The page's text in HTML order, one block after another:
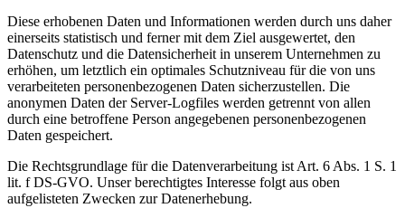
Diese erhobenen Daten und Informationen werden durch uns daher
einerseits statistisch und ferner mit dem Ziel ausgewertet, den
Datenschutz und die Datensicherheit in unserem Unternehmen zu
erhöhen, um letztlich ein optimales Schutzniveau für die von uns
verarbeiteten personenbezogenen Daten sicherzustellen. Die
anonymen Daten der Server-Logfiles werden getrennt von allen
durch eine betroffene Person angegebenen personenbezogenen
Daten gespeichert.
Die Rechtsgrundlage für die Datenverarbeitung ist Art. 6 Abs. 1 S. 1
lit. f DS-GVO. Unser berechtigtes Interesse folgt aus oben
aufgelisteten Zwecken zur Datenerhebung.